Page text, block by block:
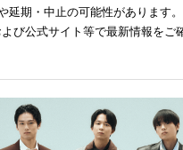
延期・中止の可能性があります
よび公式サイト等で最新情報をご